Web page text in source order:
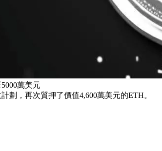
萬美元
劃，再次質押了價值4,600萬美元的ETH。